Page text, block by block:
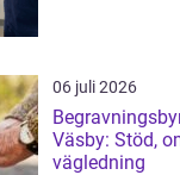
06 juli 2026
Väsby: Stöd,
vägledning